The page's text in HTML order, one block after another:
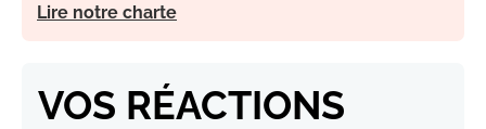
Lire notre charte
VOS RÉACTIONS